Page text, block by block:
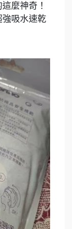
麼神奇！
吸水速乾